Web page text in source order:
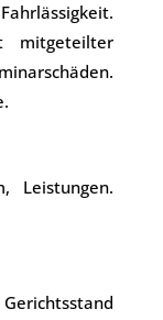
mitgeteilter
Leistungen.